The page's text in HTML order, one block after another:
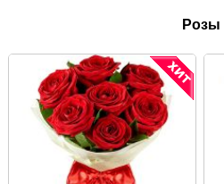
Розы